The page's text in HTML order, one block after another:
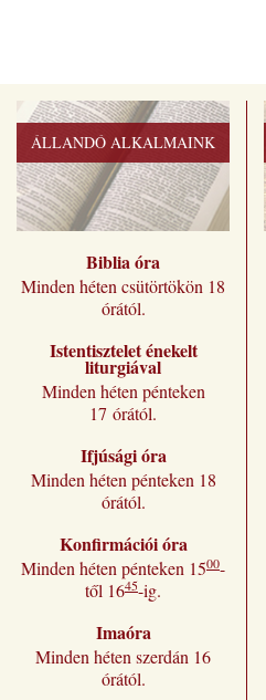
ÁLLANDÓ ALKALMAINK
Biblia óra
Minden héten csütörtökön 18
órától.
Istentisztelet énekelt
liturgiával
Minden héten pénteken
17 órától.
Ifjúsági óra
Minden héten pénteken 18
órától.
Konfirmációi óra
Minden héten pénteken 1500-
től 1645-ig.
Imaóra
Minden héten szerdán 16
órától.